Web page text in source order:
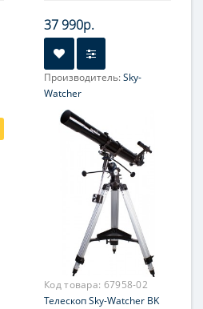
37 990р.
Производитель:Sky-
Watcher
Увеличение, крат:
Диаметр главного зеркала
(апертура), мм:
70 (2.75'')
Фокусное расстояние, мм:
Максимальное полезное
увеличение, крат:
Код товара: 67958-02
Телескоп Sky-Watcher BK